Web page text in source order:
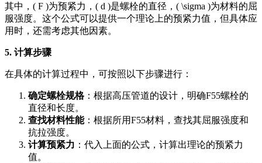
其中，( F )为预紧力，( d )是螺栓的直径，( \sigma )为材料的屈
服强度。这个公式可以提供一个理论上的预紧力值，但具体应
用时，还需考虑其他因素。
5. 计算步骤
在具体的计算过程中，可按照以下步骤进行：
确定螺栓规格：根据高压管道的设计，明确F55螺栓的
直径和长度。
查找材料性能：根据所用F55材料，查找其屈服强度和
抗拉强度。
计算预紧力 ：代入上面的公式，计算出理论的预紧力
值。